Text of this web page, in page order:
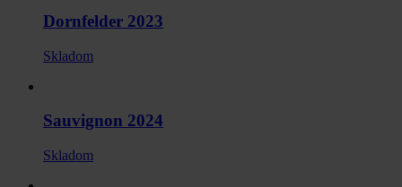
Dornfelder 2023
Skladom
Sauvignon 2024
Skladom